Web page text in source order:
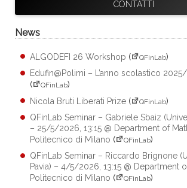
CONTATTI
News
ALGODEFI 26 Workshop ( QFinLab)
Edufin@Polimi – L’anno scolastico
(
QFinLab)
Nicola Bruti Liberati Prize ( QFinLab)
QFinLab Seminar – Gabriele Sbaiz
– 25/5/2026, 13:15 @ Department of
Politecnico di Milano ( QFinLab)
QFinLab Seminar – Riccardo Brignone
Pavia) – 4/5/2026, 13:15 @ Department
Politecnico di Milano ( QFinLab)